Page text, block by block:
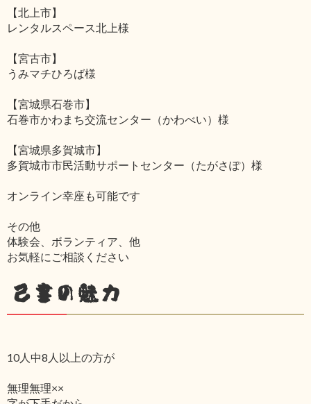
【北上市】
レンタルスペース北上様
【宮古市】
うみマチひろば様
【宮城県石巻市】
石巻市かわまち交流センター（かわべい）様
【宮城県多賀城市】
多賀城市市民活動サポートセンター（たがさぽ）様
オンライン幸座も可能です
その他
体験会、ボランティア、他
お気軽にご相談ください
己書の魅力
10人中8人以上の方が
無理無理××